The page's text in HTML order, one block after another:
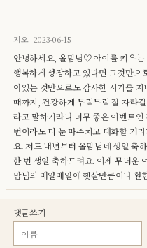
지오 | 2023-06-15
안녕하세요, 올맘님♡ 아이를 키우
행복하게 성장하고 있다면 그것만으
아있는 것만으로도 감사한 시기를
때까지, 건강하게 무럭무럭 잘 자라
라고 말하기라니 너무 좋은 이벤트
번이라도 더 눈 마주치고 대화할 거
요. 저도 내년부터 올맘님네 생일 축
한 번 생일 축하드려요. 이제 무더운
맘님의 매일매일에 햇살만큼이나
댓글쓰기